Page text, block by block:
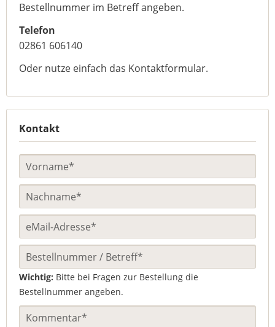
Bestellnummer im Betreff angeben.
Telefon
02861 606140
Oder nutze einfach das Kontaktformular.
Kontakt
Wichtig: Bitte bei Fragen zur Bestellung die
Bestellnummer angeben.